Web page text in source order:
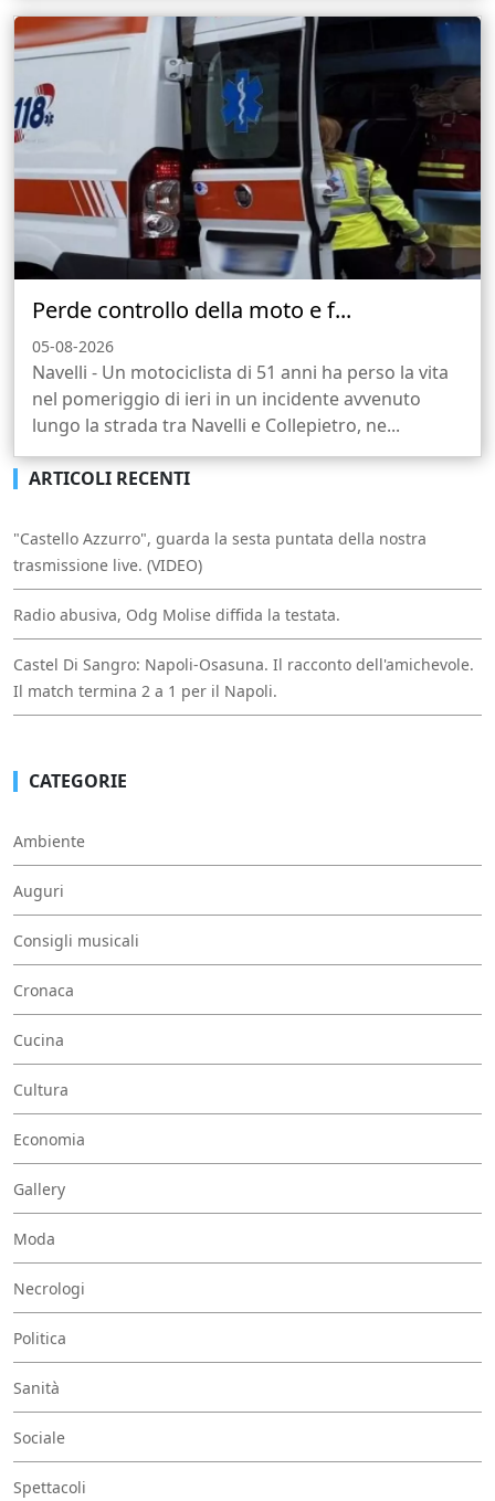
Perde controllo della moto e f...
05-08-2026
Navelli - Un motociclista di 51 anni ha perso la vita
nel pomeriggio di ieri in un incidente avvenuto
lungo la strada tra Navelli e Collepietro, ne...
ARTICOLI RECENTI
"Castello Azzurro", guarda la sesta puntata della nostra
trasmissione live. (VIDEO)
Radio abusiva, Odg Molise diffida la testata.
Castel Di Sangro: Napoli-Osasuna. Il racconto dell'amichevole.
Il match termina 2 a 1 per il Napoli.
CATEGORIE
Ambiente
Auguri
Consigli musicali
Cronaca
Cucina
Cultura
Economia
Gallery
Moda
Necrologi
Politica
Sanità
Sociale
Spettacoli